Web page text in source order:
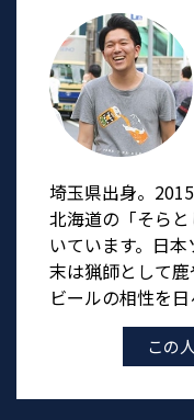
埼玉県出身。
北海道の「そら
いています。日
末は猟師として
ビールの相性を日
この